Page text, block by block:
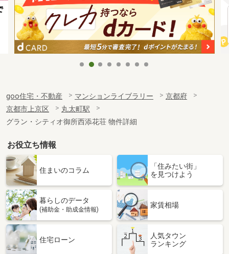
goo住宅・不動産 マンションライブラリー
京都府
京都市上京区
丸太町駅
グラン・シティオ御所西添花荘 物件詳細
お役立ち情報
住まいのコラム
「住みたい街」
を見つけよう
暮らしのデータ
(補助金・助成金情報)
家賃相場
住宅ローン
人気タウン
ランキング